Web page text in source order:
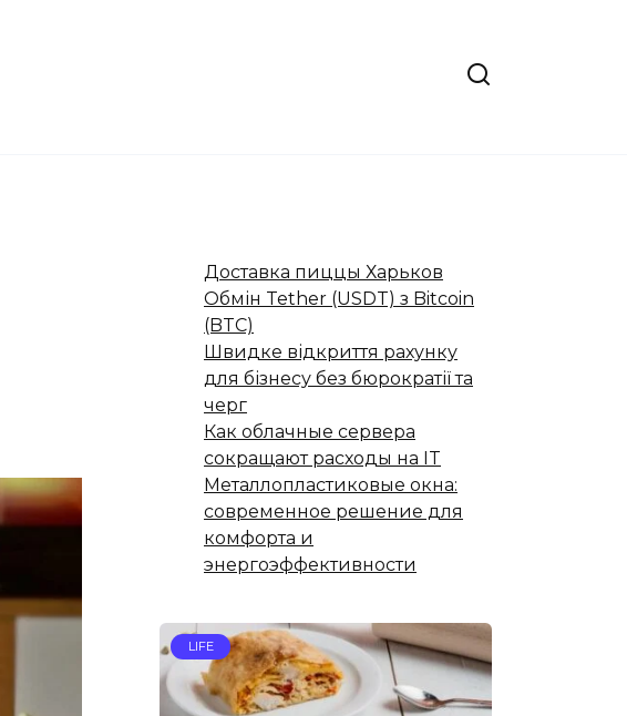
Доставка пиццы Харьков
Обмін Tether (USDT) з Bitcoin
(BTC)
Швидке відкриття рахунку
для бізнесу без бюрократії та
черг
Как облачные сервера
сокращают расходы на IT
Металлопластиковые окна:
современное решение для
комфорта и
энергоэффективности
LIFE